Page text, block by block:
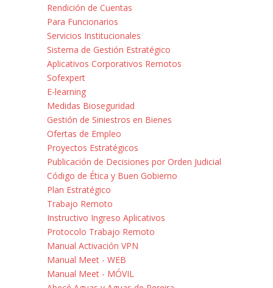
Rendición de Cuentas
Para Funcionarios
Servicios Institucionales
Sistema de Gestión Estratégico
Aplicativos Corporativos Remotos
Sofexpert
E-learning
Medidas Bioseguridad
Gestión de Siniestros en Bienes
Ofertas de Empleo
Proyectos Estratégicos
Publicación de Decisiones por Orden Judicial
Código de Ética y Buen Gobierno
Plan Estratégico
Trabajo Remoto
Instructivo Ingreso Aplicativos
Protocolo Trabajo Remoto
Manual Activación VPN
Manual Meet - WEB
Manual Meet - MÓVIL